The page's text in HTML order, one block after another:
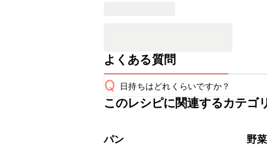
よくある質問
Q 日持ちはどれくらいですか？
保存期間は冷蔵で当日中が目安です
※日持ちは目安です。
このレシピに関連するカテゴ
パン 野菜